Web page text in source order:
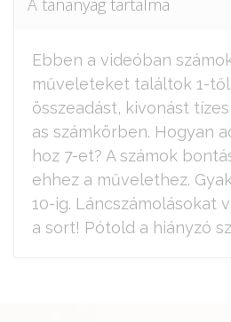
A tananyag tartalma
Ebben a videóban
műveleteket találtok 1-től
összeadást, kivonást
as számkörben. Hogyan
hoz 7-et? A számok
ehhez a művelethez.
10-ig. Láncszámolásokat
a sort! Pótold a hiányzó